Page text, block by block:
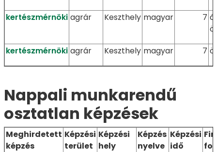
kertészmérnöki agrár Keszthely magyar 7
kertészmérnöki agrár Keszthely magyar 7
Nappali munkarendű
osztatlan képzések
Meghirdetett
képzés
Képzési
terület
Képzési
hely
Képzés
nyelve
Képzési
idő